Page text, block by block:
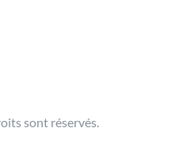
sont réservés.